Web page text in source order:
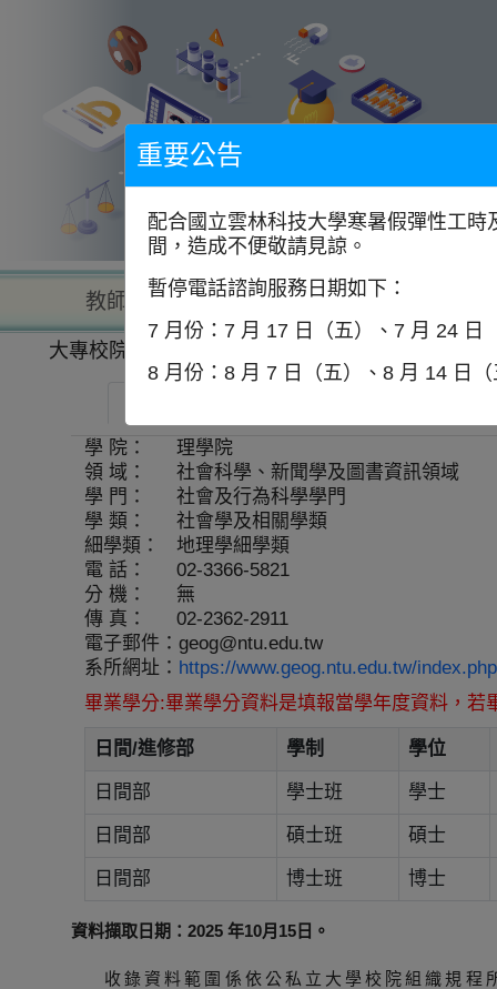
教師查詢 學校查詢
大專校院一覽表
學 院：
理學院
領 域：
社會科學、新聞學及圖書資訊領域
學 門：
社會及行為科學學門
學 類：
社會學及相關學類
細學類：
地理學細學類
電 話：
02-3366-5821
分 機：
無
傳 真：
02-2362-2911
電子郵件： geog@ntu.edu.tw
系所網址： https://www.geog.ntu.edu.tw/
畢業學分:畢業學分資料是填報當學年度資料，
日間/進修部 學制 學位
日間部 學士班 學士
日間部 碩士班 碩士
日間部 博士班 博士
資料擷取日期：2025 年10月15日。
收錄資料範圍係依公私立大學校院組織規
重要公告
配合國立雲林科技大學寒暑假彈性工
間，造成不便敬請見諒。
暫停電話諮詢服務日期如下：
7 月份：7 月 17 日（五）、7 月 24 日
8 月份：8 月 7 日（五）、8 月 14 日（